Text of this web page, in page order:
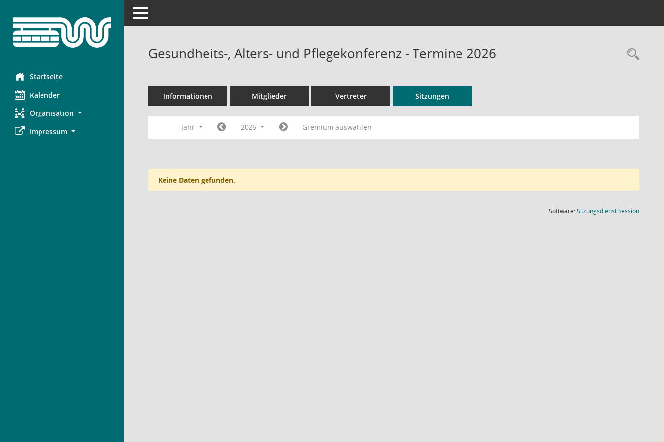
Startseite
Kalender
Organisation
Impressum
Toggle navigation
Gesundheits-, Alters- und Pflegekonferenz - Termine 2026
Informationen Mitglieder Vertreter Sitzungen
Jahr 2026 Gremium auswählen
Keine Daten gefunden.
Software:SitzungsdienstSession(Wird in